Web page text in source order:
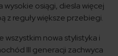
osiągi, diesla więcej
z reguły większe przebiegi.
wszystkim nowa stylistyka i
III generacji zachwyca